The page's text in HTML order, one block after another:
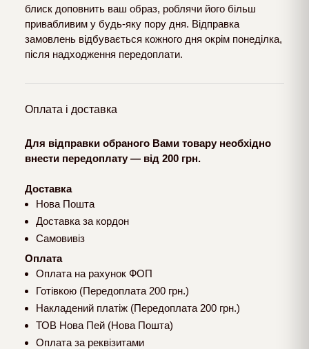
блиск доповнить ваш образ, роблячи його більш
привабливим у будь-яку пору дня. Відправка
замовлень відбувається кожного дня окрім понеділка,
після надходження передоплати.
Оплата і доставка
Для відправки обраного Вами товару необхідно
внести передоплату — від 200 грн.
Доставка
Нова Пошта
Доставка за кордон
Самовивіз
Оплата
Оплата на рахунок ФОП
Готівкою (Передоплата 200 грн.)
Накладений платіж (Передоплата 200 грн.)
ТОВ Нова Пей (Нова Пошта)
Оплата за реквізитами